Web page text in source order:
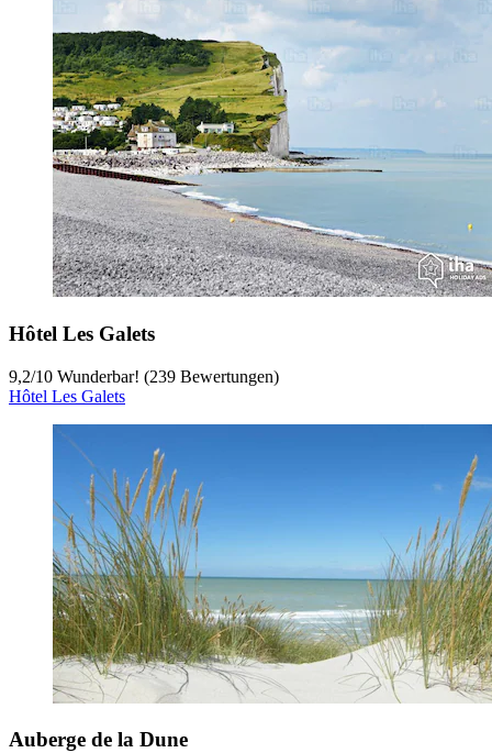
Hôtel Les Galets
9,2/10 Wunderbar! (239 Bewertungen)
Hôtel Les Galets
Auberge de la Dune